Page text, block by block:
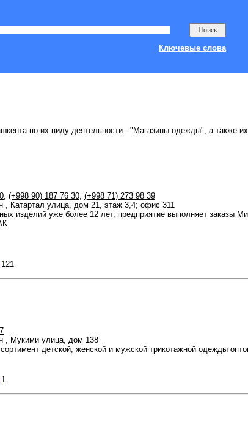
Ключевые слова
по их виду деятельности - "Магазины одежды", а также
, (+998 90) 187 76 30, (+998 71) 273 98 39
, Катартал улица, дом 21, этаж 3,4; офис 311
изделий уже более 12 лет, предприятие выполняет заказы
, Мукими улица, дом 138
детской, женской и мужской трикотажной одежды